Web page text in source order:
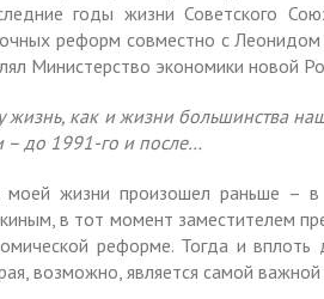
годы жизни Советского
реформ совместно с Леонидом
Министерство экономики новой
жизнь, как и жизни большинства
– до 1991-го и после…
жизни произошел раньше – в
в тот момент заместителем
реформе. Тогда и
возможно, является самой